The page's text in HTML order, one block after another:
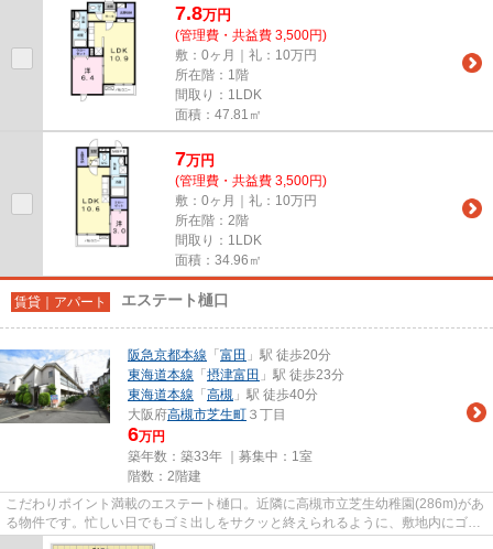
7.8万円
(管理費・共益費 3,500円)
敷：0ヶ月｜礼：10万円
所在階：1階
間取り：1LDK
面積：47.81㎡
7万円
(管理費・共益費 3,500円)
敷：0ヶ月｜礼：10万円
所在階：2階
間取り：1LDK
面積：34.96㎡
賃貸｜アパート エステート樋口
阪急京都本線 「 富田 」駅 徒歩20分
東海道本線 「 摂津富田 」駅 徒歩23分
東海道本線 「 高槻 」駅 徒歩40分
大阪府高槻市芝生町 ３丁目
6万円
築年数：築33年 ｜募集中： 1室
階数：2階建
こだわりポイント満載のエステート樋口。近隣に高槻市立芝生幼稚園(286m)があ
る物件です。忙しい日でもゴミ出しをサクッと終えられるように、敷地内にゴミ
置き場を設置しています。こ...